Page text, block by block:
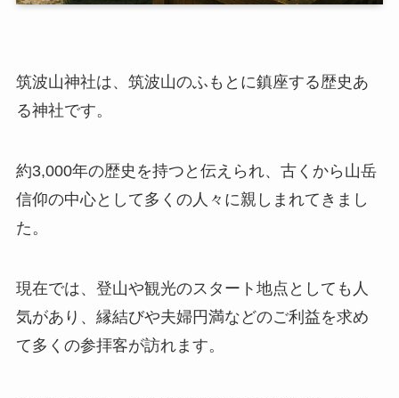
筑波山神社は、筑波山のふもとに鎮座する歴史あ
る神社です。
約3,000年の歴史を持つと伝えられ、古くから山岳
信仰の中心として多くの人々に親しまれてきまし
た。
現在では、登山や観光のスタート地点としても人
気があり、縁結びや夫婦円満などのご利益を求め
て多くの参拝客が訪れます。